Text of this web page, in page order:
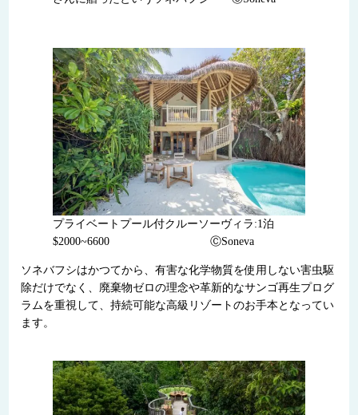
プライベートプール付クルーソーヴィラ:1泊
$2000~6600 ⒸSoneva
ソネバフシはかつてから、有害な化学物質を使用しない害虫駆
除だけでなく、廃棄物ゼロの理念や革新的なサンゴ再生プログ
ラムを重視して、持続可能な高級リゾートのお手本となってい
ます。